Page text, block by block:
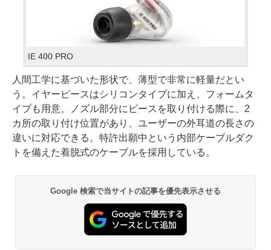
IE 400 PRO
人間工学に基づいた形状で、薄型で非常に軽量だとい
う。イヤーピースはシリコンタイプに加え、フォームタ
イプも用意。ノズル部分にピースを取り付ける際に、2
カ所の取り付け位置があり、ユーザーの外耳道の長さの
違いに対応できる。特許出願中という内部ケーブルダク
トを備えた着脱式のケーブルを採用している。
Google 検索で当サイトの記事を優先表示させる